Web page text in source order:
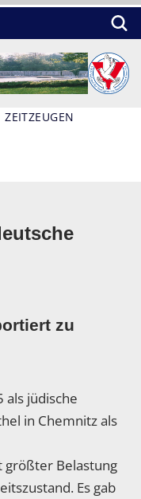
ZEITZEUGEN
zu
als jüdische
in Chemnitz als
größter Belastung
Es gab